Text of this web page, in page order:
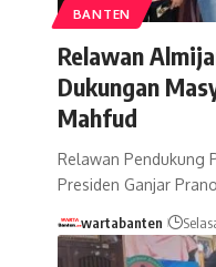
BANTEN
Relawan
Dukungan
Mahfud
Relawan Pendukung
Presiden Ganjar
wartabanten